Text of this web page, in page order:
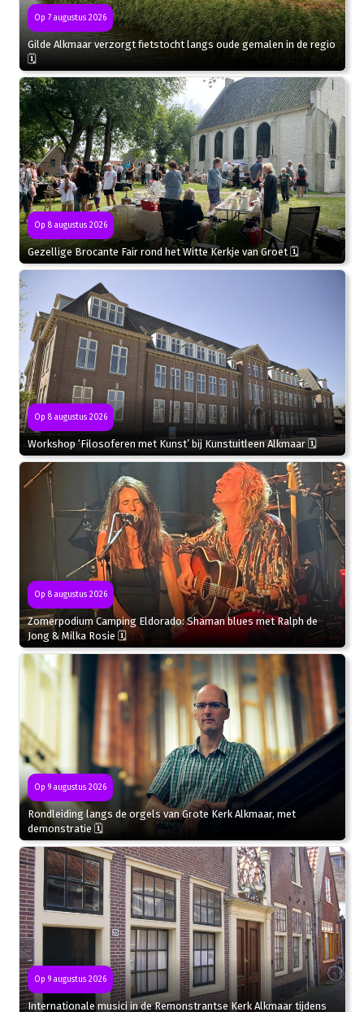
Op 7 augustus 2026
Gilde Alkmaar verzorgt fietstocht langs oude gemalen in de regio
🗓
Op 8 augustus 2026
Gezellige Brocante Fair rond het Witte Kerkje van Groet 🗓
Op 8 augustus 2026
Workshop ‘Filosoferen met Kunst’ bij Kunstuitleen Alkmaar 🗓
Op 8 augustus 2026
Zomerpodium Camping Eldorado: Shaman blues met Ralph de
Jong & Milka Rosie 🗓
Op 9 augustus 2026
Rondleiding langs de orgels van Grote Kerk Alkmaar, met
demonstratie 🗓
Op 9 augustus 2026
Internationale musici in de Remonstrantse Kerk Alkmaar tijdens